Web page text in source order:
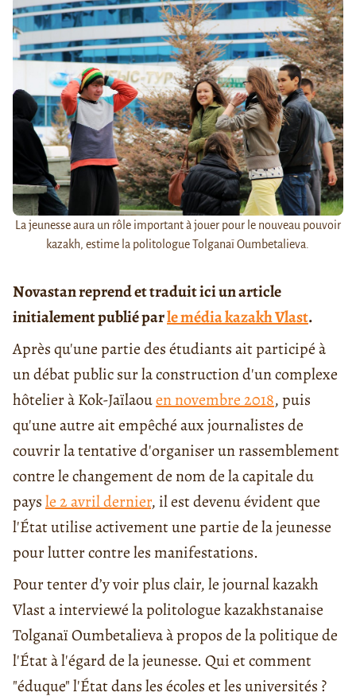
La jeunesse aura un rôle important à jouer pour le nouveau pouvoir
kazakh, estime la politologue Tolganaï Oumbetalieva.
Novastan reprend et traduit ici un article
initialement publié parle média kazakh Vlast.
Après qu'une partie des étudiants ait participé à
un débat public sur la construction d'un complexe
hôtelier à Kok-Jaïlaouen novembre 2018, puis
qu'une autre ait empêché aux journalistes de
couvrir la tentative d'organiser un rassemblement
contre le changement de nom de la capitale du
paysle 2 avril dernier, il est devenu évident que
l'État utilise activement une partie de la jeunesse
pour lutter contre les manifestations.
Pour tenter d’y voir plus clair, le journal kazakh
Vlast a interviewé la politologue kazakhstanaise
Tolganaï Oumbetalieva à propos de la politique de
l'État à l'égard de la jeunesse. Qui et comment
"éduque" l'État dans les écoles et les universités ?